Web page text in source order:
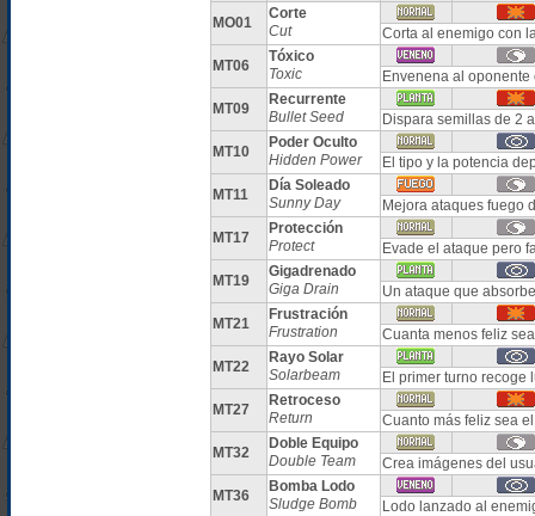
MO01
Corte
Cut
Corta al enemigo con
MT06
Tóxico
Toxic
Envenena al
MT09
Recurrente
Bullet Seed
Dispara semillas de 2
MT10
Poder Oculto
Hidden Power
El tipo y la potencia
MT11
Día Soleado
Sunny Day
Mejora ataques fuego
MT17
Protección
Protect
Evade el ataque pero
MT19
Gigadrenado
Giga Drain
Un ataque que
MT21
Frustración
Frustration
Cuanta menos feliz
MT22
Rayo Solar
Solarbeam
El primer turno recoge
MT27
Retroceso
Return
Cuanto más feliz sea
MT32
Doble Equipo
Double Team
Crea imágenes del
MT36
Bomba Lodo
Sludge Bomb
Lodo lanzado al